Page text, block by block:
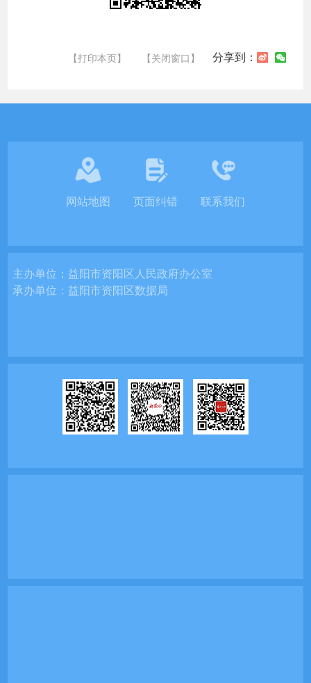
【打印本页】 【关闭窗口】 分享到：
网站地图 页面纠错 联系我们
主办单位：益阳市资阳区人民政府办公室
承办单位：益阳市资阳区数据局